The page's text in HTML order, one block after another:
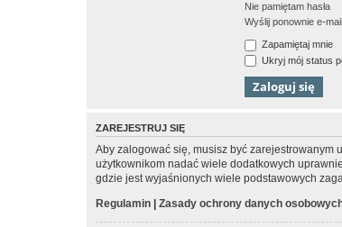
Nie pamiętam hasła
Wyślij ponownie e-
Zapamiętaj mnie
Ukryj mój status
ZAREJESTRUJ SIĘ
Aby zalogować się, musisz być zarejestrowanym
użytkownikom nadać wiele dodatkowych
gdzie jest wyjaśnionych wiele podstawowych
Regulamin | Zasady ochrony danych